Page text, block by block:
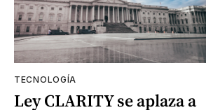
TECNOLOGÍA
Ley CLARITY se aplaza a